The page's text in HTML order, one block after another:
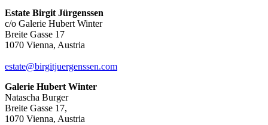
Estate Birgit Jürgenssen
c/o Galerie Hubert Winter
Breite Gasse 17
1070 Vienna, Austria
estate@birgitjuergenssen.com
Galerie Hubert Winter
Natascha Burger
Breite Gasse 17,
1070 Vienna, Austria